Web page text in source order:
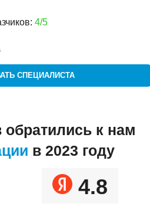
4/5
СПЕЦИАЛИСТА
обратились к нам
в 2023 году
4.8